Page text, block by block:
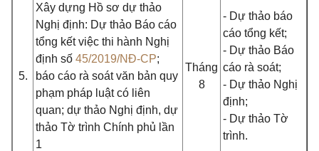
5.
Xây dựng Hồ sơ dự thảo
Nghị định: Dự thảo Báo cáo
tổng kết việc thi hành Nghị
định số 45/2019/NĐ-CP;
báo cáo rà soát văn bản quy
phạm pháp luật có liên
quan; dự thảo Nghị định, dự
thảo Tờ trình Chính phủ lần
1
Tháng
8
- Dự thảo báo
cáo tổng kết;
- Dự thảo Báo
cáo rà soát;
- Dự thảo Nghị
định;
- Dự thảo Tờ
trình.